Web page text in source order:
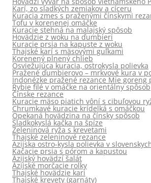
Karí, zo sladkých zemiakov a cíceru
Kuracia zmes s praženými čínskymi
Tofu v korenenej omáčke
Kuracie stehná na malajský spôsob
Hovädzie z woku na ďumbieri
Kuracie prsia na kapuste z woku
Thajské karí s mäsovými guľkami
Korenený plnený chlieb
Osviežujúca kuracia, ostrokysla polievka
Pražené ďumbierovo – mrkvové kura v
Indonézke pražené rezance Mie goreng
Rybie filé v omáčke na orientálny spôsob
Čínske rezance
Kuracie mäso piatich vôní s cibuľovou
Chrumkavé kuracie krídelká s omáčkou
Opekaná hovädzina na čínsky spôsob
Sladkokyslá kačka na špíze
Zeleninová ryža s krevetami
Thajské zeleninové rezance
Azijska ostro-kysla polievka v
Kačacie prsia s pórom a kapustou
Ázijský hovädzí šalát
Ázijské morčacie rolky
Thajské hovädzie kari
Thajské krevety (garnáty)